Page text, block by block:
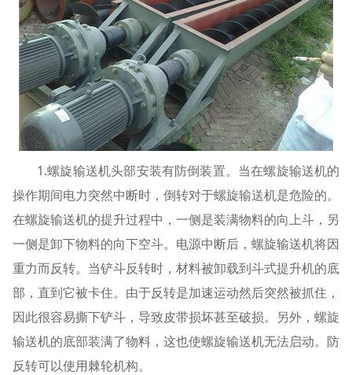
1.螺旋输送机头部安装有防倒装置。当在螺旋输送机的
操作期间电力突然中断时，倒转对于螺旋输送机是危险的。
在螺旋输送机的提升过程中，一侧是装满物料的向上斗，另
一侧是卸下物料的向下空斗。电源中断后，螺旋输送机将因
重力而反转。当铲斗反转时，材料被卸载到斗式提升机的底
部，直到它被卡住。由于反转是加速运动然后突然被抓住，
因此很容易撕下铲斗，导致皮带损坏甚至破损。另外，螺旋
输送机的底部装满了物料，这也使螺旋输送机无法启动。防
反转可以使用棘轮机构。